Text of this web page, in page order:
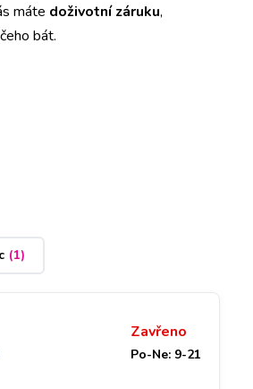
máte doživotní záruku,
bát.
(1)
Zavřeno
Po-Ne: 9-21